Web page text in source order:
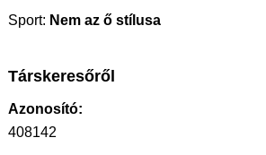
Sport: Nem az ő stílusa
Társkeresőről
Azonosító:
408142